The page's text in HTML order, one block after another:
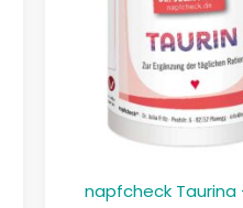
napfcheck